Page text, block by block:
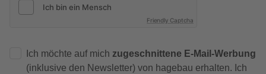
Friendly Captcha
Ich möchte auf mich zugeschnittene E-Mail-Werbung
(inklusive den Newsletter) von hagebau erhalten. Ich